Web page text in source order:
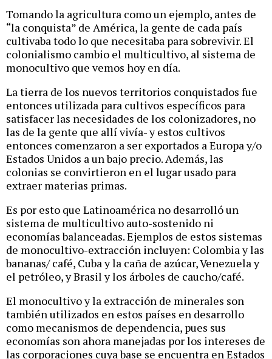
Tomando la agricultura como un ejemplo, antes de
“la conquista” de América, la gente de cada país
cultivaba todo lo que necesitaba para sobrevivir. El
colonialismo cambio el multicultivo, al sistema de
monocultivo que vemos hoy en día.
La tierra de los nuevos territorios conquistados fue
entonces utilizada para cultivos específicos para
satisfacer las necesidades de los colonizadores, no
las de la gente que allí vivía- y estos cultivos
entonces comenzaron a ser exportados a Europa y/o
Estados Unidos a un bajo precio. Además, las
colonias se convirtieron en el lugar usado para
extraer materias primas.
Es por esto que Latinoamérica no desarrolló un
sistema de multicultivo auto-sostenido ni
economías balanceadas. Ejemplos de estos sistemas
de monocultivo-extracción incluyen: Colombia y las
bananas/ café, Cuba y la caña de azúcar, Venezuela y
el petróleo, y Brasil y los árboles de caucho/café.
El monocultivo y la extracción de minerales son
también utilizados en estos países en desarrollo
como mecanismos de dependencia, pues sus
economías son ahora manejadas por los intereses de
las corporaciones cuya base se encuentra en Estados